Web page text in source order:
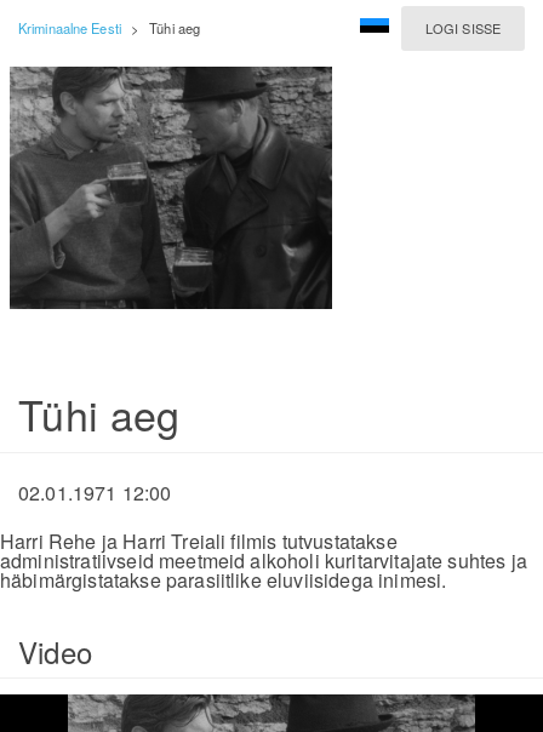
LOGI SISSE
Kriminaalne Eesti > Tühi aeg
Tühi aeg
02.01.1971 12:00
Harri Rehe ja Harri Treiali filmis tutvustatakse
administratiivseid meetmeid alkoholi kuritarvitajate suhtes ja
häbimärgistatakse parasiitlike eluviisidega inimesi.
Video